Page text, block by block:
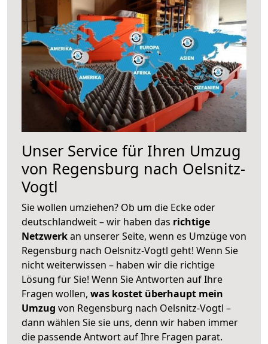
Unser Service für Ihren Umzug
von Regensburg nach Oelsnitz-
Vogtl
Sie wollen umziehen? Ob um die Ecke oder
deutschlandweit – wir haben das richtige
Netzwerkan unserer Seite, wenn es Umzüge von
Regensburg nach Oelsnitz-Vogtl geht! Wenn Sie
nicht weiterwissen – haben wir die richtige
Lösung für Sie! Wenn Sie Antworten auf Ihre
Fragen wollen, was kostet überhaupt mein
Umzug von Regensburg nach Oelsnitz-Vogtl –
dann wählen Sie sie uns, denn wir haben immer
die passende Antwort auf Ihre Fragen parat.